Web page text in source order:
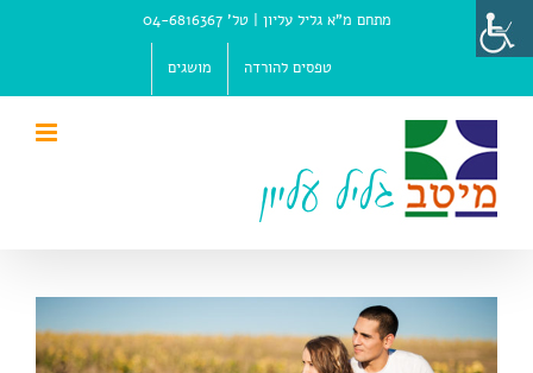
content
מתחם מ"א גליל עליון |טל' 04-6816367
טפסים להורדה מושגים
Image